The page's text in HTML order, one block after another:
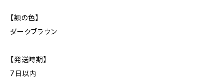
【額の色】
ダークブラウン
【発送時期】
7日以内